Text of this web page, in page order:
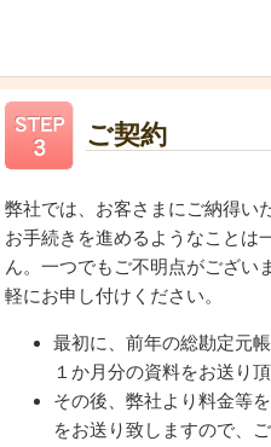
ご契約
弊社では、お客さまにご納得い
お手続きを進めるようなことは
ん。一つでもご不明点がござい
軽にお申し付けください。
最初に、前年の総勘定元
１か月分の資料をお送り頂
その後、弊社より料金等
をお送り致しますので、